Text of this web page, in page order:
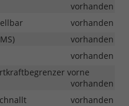
vorhanden
vorhanden
vorhanden
vorhanden
vorne
vorhanden
vorhanden